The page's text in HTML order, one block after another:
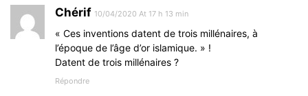
Chérif 10/04/2020 At 17 h 13 min
« Ces inventions datent de trois millénaires, à
l’époque de l’âge d’or islamique. » !
Datent de trois millénaires ?
Répondre